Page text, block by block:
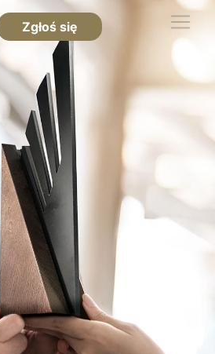
Zgłoś się